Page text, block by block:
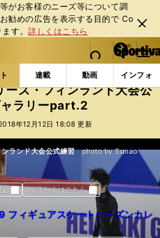
がお客様のニーズ等について調
勧めの広告を表⽰する⽬的で Co
ます。詳しくはこちら
閉じ
る
web Sportiva (webスポルティーバ)
検索
マイペ
ー
ジ
メニュ
連載 動画 インフォ
コラムフォト 羽生結弦 GPシリ
ズ・フィンランド大会公
ラリーpart.2
年12月12日 18:08 更新
ランド大会公式練習photo by Sunao
>>詳しくはこちら
ィギュアスケートシーズンカレ
ランド大会公式練習
>>詳しくはこちら
ィギュアスケートシーズンカレ
ランド大会公式練習
>>詳しくはこちら
ィギュアスケートシーズンカレ
ランド大会公式練習
>>詳しくはこちら
ィギュアスケートシーズンカレ
ランド大会公式練習
>>詳しくはこちら
ィギュアスケートシーズンカレ